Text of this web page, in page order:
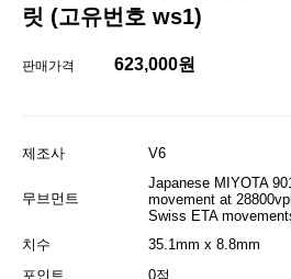
릿 (고유번호 ws1)
판매가격 623,000원
제조사 V6
무브먼트
Japanese MIYOTA
movement at
Swiss ETA
치수
35.1mm x 8.8mm
포인트
0점